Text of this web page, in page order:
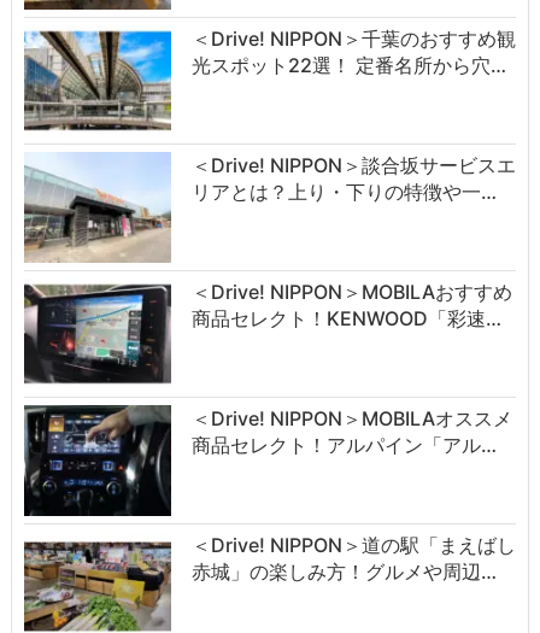
＜Drive! NIPPON＞千葉のおすすめ観
光スポット22選！ 定番名所から穴…
＜Drive! NIPPON＞談合坂サービスエ
リアとは？上り・下りの特徴や一…
＜Drive! NIPPON＞MOBILAおすすめ
商品セレクト！KENWOOD「彩速…
＜Drive! NIPPON＞MOBILAオススメ
商品セレクト！アルパイン「アル…
＜Drive! NIPPON＞道の駅「まえばし
赤城」の楽しみ方！グルメや周辺…